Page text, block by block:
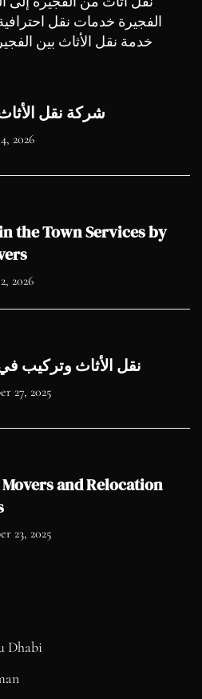
شركة نقل
2026
the Town Services by
2026
نقل الأثاث وتركيب
27, 2025
and Relocation
23, 2025